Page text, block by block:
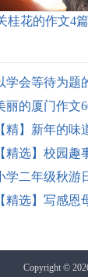
桂花的作文4篇
学会等待为题
丽的厦门作文
【精】新年的味
【精选】校园趣
学二年级秋游
【精选】写感
Copyright ©